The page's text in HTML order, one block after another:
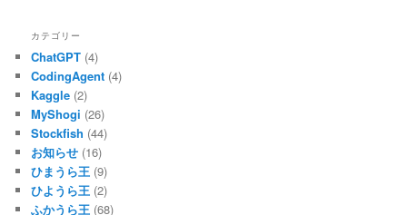
カテゴリー
ChatGPT (4)
CodingAgent (4)
Kaggle (2)
MyShogi (26)
Stockfish (44)
お知らせ (16)
ひまうら王 (9)
ひようら王 (2)
ふかうら王 (68)